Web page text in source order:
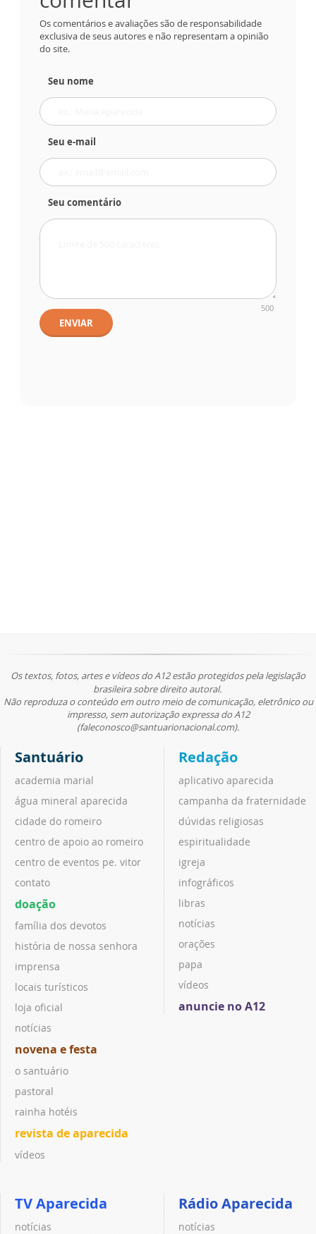
Os comentários e avaliações são de responsabilidade
exclusiva de seus autores e não representam a opinião
do site.
Seu nome
Seu e-mail
Seu comentário
500
ENVIAR
Os textos, fotos, artes e vídeos do A12 estão protegidos pela legislação
brasileira sobre direito autoral.
Não reproduza o conteúdo em outro meio de comunicação, eletrônico ou
impresso, sem autorização expressa do A12
(faleconosco@santuarionacional.com).
Santuário
academia marial
água mineral aparecida
cidade do romeiro
centro de apoio ao romeiro
centro de eventos pe. vitor
contato
doação
família dos devotos
história de nossa senhora
imprensa
locais turísticos
loja oficial
notícias
novena e festa
o santuário
pastoral
rainha hotéis
revista de aparecida
vídeos
Redação
aplicativo aparecida
campanha da fraternidade
dúvidas religiosas
espiritualidade
igreja
infográficos
libras
notícias
orações
papa
vídeos
anuncie no A12
TV Aparecida
notícias
Rádio Aparecida
notícias